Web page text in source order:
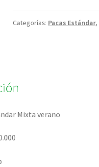
Categorías: Pacas Estándar,
Mixta verano